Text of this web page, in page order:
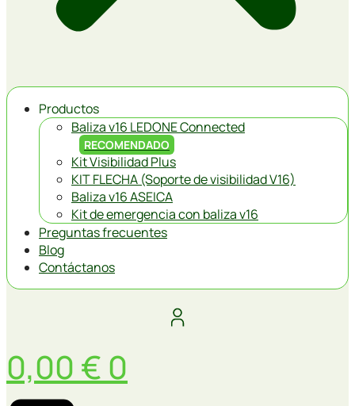
Productos
Baliza v16 LEDONE Connected
RECOMENDADO
Kit Visibilidad Plus
KIT FLECHA (Soporte de visibilidad V16)
Baliza v16 ASEICA
Kit de emergencia con baliza v16
Preguntas frecuentes
Blog
Contáctanos
0,00 € 0